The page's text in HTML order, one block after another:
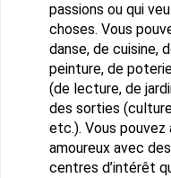
passions ou qui
choses. Vous
danse, de cuisine,
peinture, de
(de lecture, de
des sorties
etc.). Vous pouvez
amoureux avec
centres d’intérêt